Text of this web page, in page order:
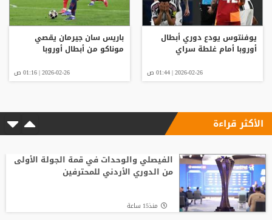
يوفنتوس يودع دوري أبطال
أوروبا أمام غلطة سراي
2026-02-26 | 01:44 ص
باريس سان جيرمان يقصي
موناكو من أبطال أوروبا
2026-02-26 | 01:16 ص
الأكثر قراءة
الفيصلي والوحدات في قمة الجولة الأولى
من الدوري الأردني للمحترفين
منذ15 ساعة